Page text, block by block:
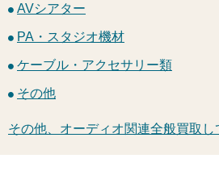
AVシアター
PA・スタジオ機材
ケーブル・アクセサリー類
その他
その他、オーディオ関連全般買取し